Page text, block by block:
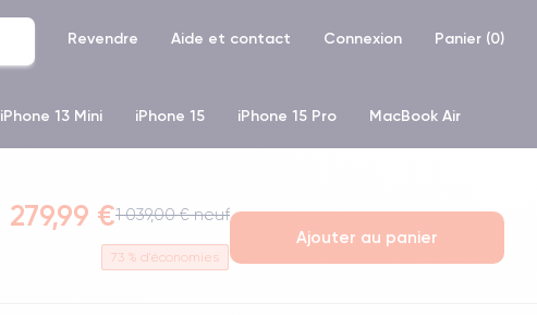
Revendre Aide et contact Connexion Panier (0)
iPhone 13 Mini iPhone 15 iPhone 15 Pro MacBook Air
279,99 €1 039,00 € neuf
73 % d'économies
Ajouter au panier